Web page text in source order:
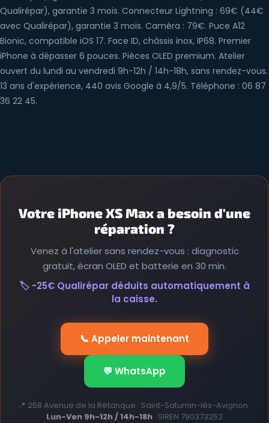
Qualirépar), garantie 3 mois. Connecteur Lightning : 69€ (44€
avec Qualirépar), garantie 3 mois. Caméra : 79€. Puce A12
Bionic, compatible iOS 17. Face ID, châssis inox, IP68. Premier
iPhone à dépasser 6 pouces. Pièces OLED premium. Atelier
ouvert du lundi au vendredi 9h-12h / 14h-18h, sans rendez-vous.
13 ans d'expérience, 440 avis Google à 4,9/5. Téléphone : 06 87
36 22 45.
Votre iPhone XS Max a besoin d'une
réparation ?
Venez à l'atelier sans rendez-vous : diagnostic
gratuit, écran OLED et batterie en 30 min.
🏷️ -25€ Qualirépar déduits automatiquement à
la caisse.
📞 Appeler maintenant
💬 WhatsApp
📍 258 Avenue de la Rétanque · Saint-Saturnin-lès-Avignon ·
Lun-Ven 9h-12h / 14h-18h · SIREN 790373252